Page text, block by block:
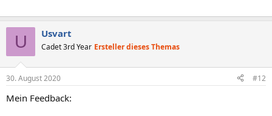
U Usvart
Cadet 3rd Year Ersteller dieses Themas
30. August 2020 #12
Mein Feedback: